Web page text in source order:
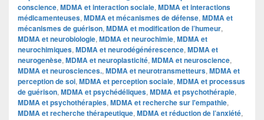
conscience, MDMA et interaction sociale, MDMA et interactions
médicamenteuses, MDMA et mécanismes de défense, MDMA et
mécanismes de guérison, MDMA et modification de l’humeur,
MDMA et neurobiologie, MDMA et neurochimie, MDMA et
neurochimiques, MDMA et neurodégénérescence, MDMA et
neurogenèse, MDMA et neuroplasticité, MDMA et neuroscience,
MDMA et neurosciences., MDMA et neurotransmetteurs, MDMA et
perception de soi, MDMA et perception sociale, MDMA et processus
de guérison, MDMA et psychédéliques, MDMA et psychothérapie,
MDMA et psychothérapies, MDMA et recherche sur l'empathie,
MDMA et recherche thérapeutique, MDMA et réduction de l’anxiété,